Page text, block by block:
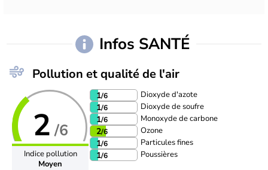
Infos SANTÉ
Pollution et qualité de l'air
2 /6
Indice pollution
Moyen
1/6 Dioxyde d'azote
1/6 Dioxyde de soufre
1/6 Monoxyde de carbone
2/6 Ozone
1/6 Particules fines
1/6 Poussières